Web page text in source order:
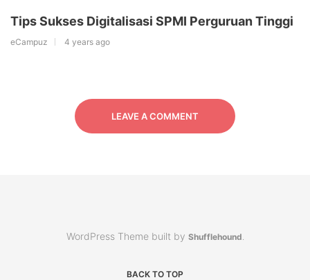
Tips Sukses Digitalisasi SPMI Perguruan Tinggi
eCampuz 4 years ago
LEAVE A COMMENT
WordPress Theme built by Shufflehound
BACK TO TOP